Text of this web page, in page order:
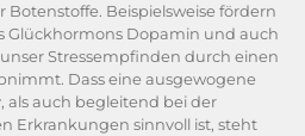
Beispielsweise fördern
Glückhormons Dopamin und auch
Stressempfinden durch einen
Dass eine ausgewogene
als auch begleitend bei der
Erkrankungen sinnvoll ist, steht